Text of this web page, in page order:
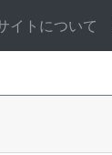
イトについて